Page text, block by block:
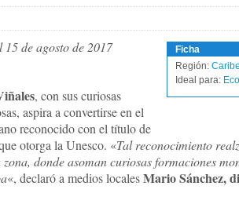
Ficha
Región:
Ideal para:
de agosto de 2017
, con sus curiosas
aspira a convertirse en el
reconocido con el título de
otorga la Unesco. «Tal reconocimiento
donde asoman curiosas formaciones
«, declaró a medios localesMario Sánchez,